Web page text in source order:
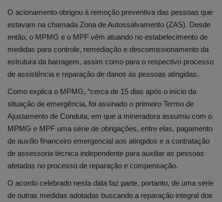
O acionamento obrigou à remoção preventiva das pessoas que
estavam na chamada Zona de Autossalvamento (ZAS). Desde
então, o MPMG e o MPF vêm atuando no estabelecimento de
medidas para controle, remediação e descomissionamento da
estrutura da barragem, assim como para o respectivo processo
de assistência e reparação de danos às pessoas atingidas.
Como explica o MPMG, “cerca de 15 dias após o início da
situação de emergência, foi assinado o primeiro Termo de
Ajustamento de Conduta, em que a mineradora assumiu com o
MPMG e MPF uma série de obrigações, entre elas, pagamento
de auxílio financeiro emergencial aos atingidos e a contratação
de assessoria técnica independente para auxiliar as pessoas
afetadas no processo de reparação e compensação.
O acordo celebrado nesta data faz parte, portanto, de uma série
de outras medidas adotadas buscando a reparação integral dos